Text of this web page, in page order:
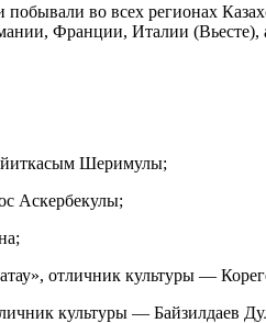
побывали во всех регионах
Франции, Италии
Шеримулы;
Аскербекулы;
отличник культуры —
культуры — Байзилдаев